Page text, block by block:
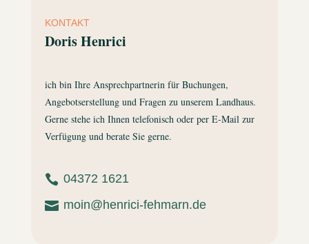
KONTAKT
Doris Henrici
ich bin Ihre Ansprechpartnerin für Buchungen,
Angebotserstellung und Fragen zu unserem Landhaus.
Gerne stehe ich Ihnen telefonisch oder per E-Mail zur
Verfügung und berate Sie gerne.
 04372 1621
 moin@henrici-fehmarn.de